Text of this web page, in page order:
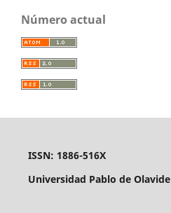
Número actual
ISSN: 1886-516X
Universidad Pablo de Olavide